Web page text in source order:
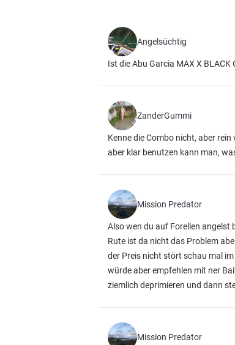
Angelsüchtig
Ist die Abu Garcia MAX X
ZanderGummi
Kenne die Combo nicht, aber
aber klar benutzen kann man,
Mission Predator
Also wen du auf Forellen angelst
Rute ist da nicht das Problem
der Preis nicht stört schau mal
würde aber empfehlen mit ner
ziemlich deprimieren und dann
Mission Predator